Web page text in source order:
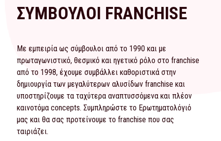
ΣΥΜΒΟΥΛΟΙ FRANCHISE
Με εμπειρία ως σύμβουλοι από το 1990 και με
πρωταγωνιστικό, θεσμικό και ηγετικό ρόλο στο franchise
από το 1998, έχουμε συμβάλλει καθοριστικά στην
δημιουργία των μεγαλύτερων αλυσίδων franchise και
υποστηρίζουμε τα ταχύτερα αναπτυσσόμενα και πλέον
καινοτόμα concepts. Συμπληρώστε το Ερωτηματολόγιό
μας και θα σας προτείνουμε το franchise που σας
ταιριάζει.